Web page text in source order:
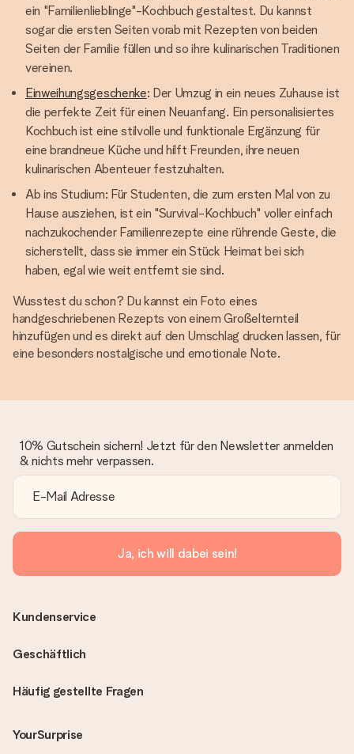
ein "Familienlieblinge"-Kochbuch gestaltest. Du kannst
sogar die ersten Seiten vorab mit Rezepten von beiden
Seiten der Familie füllen und so ihre kulinarischen Traditionen
vereinen.
Einweihungsgeschenke: Der Umzug in ein neues Zuhause ist
die perfekte Zeit für einen Neuanfang. Ein personalisiertes
Kochbuch ist eine stilvolle und funktionale Ergänzung für
eine brandneue Küche und hilft Freunden, ihre neuen
kulinarischen Abenteuer festzuhalten.
Ab ins Studium: Für Studenten, die zum ersten Mal von zu
Hause ausziehen, ist ein "Survival-Kochbuch" voller einfach
nachzukochender Familienrezepte eine rührende Geste, die
sicherstellt, dass sie immer ein Stück Heimat bei sich
haben, egal wie weit entfernt sie sind.
Wusstest du schon? Du kannst ein Foto eines
handgeschriebenen Rezepts von einem Großelternteil
hinzufügen und es direkt auf den Umschlag drucken lassen, für
eine besonders nostalgische und emotionale Note.
10% Gutschein sichern! Jetzt für den Newsletter anmelden
& nichts mehr verpassen.
Ja, ich will dabei sein!
Häufig gestellte Fragen
YourSurprise
Kundenservice
Geschäftlich